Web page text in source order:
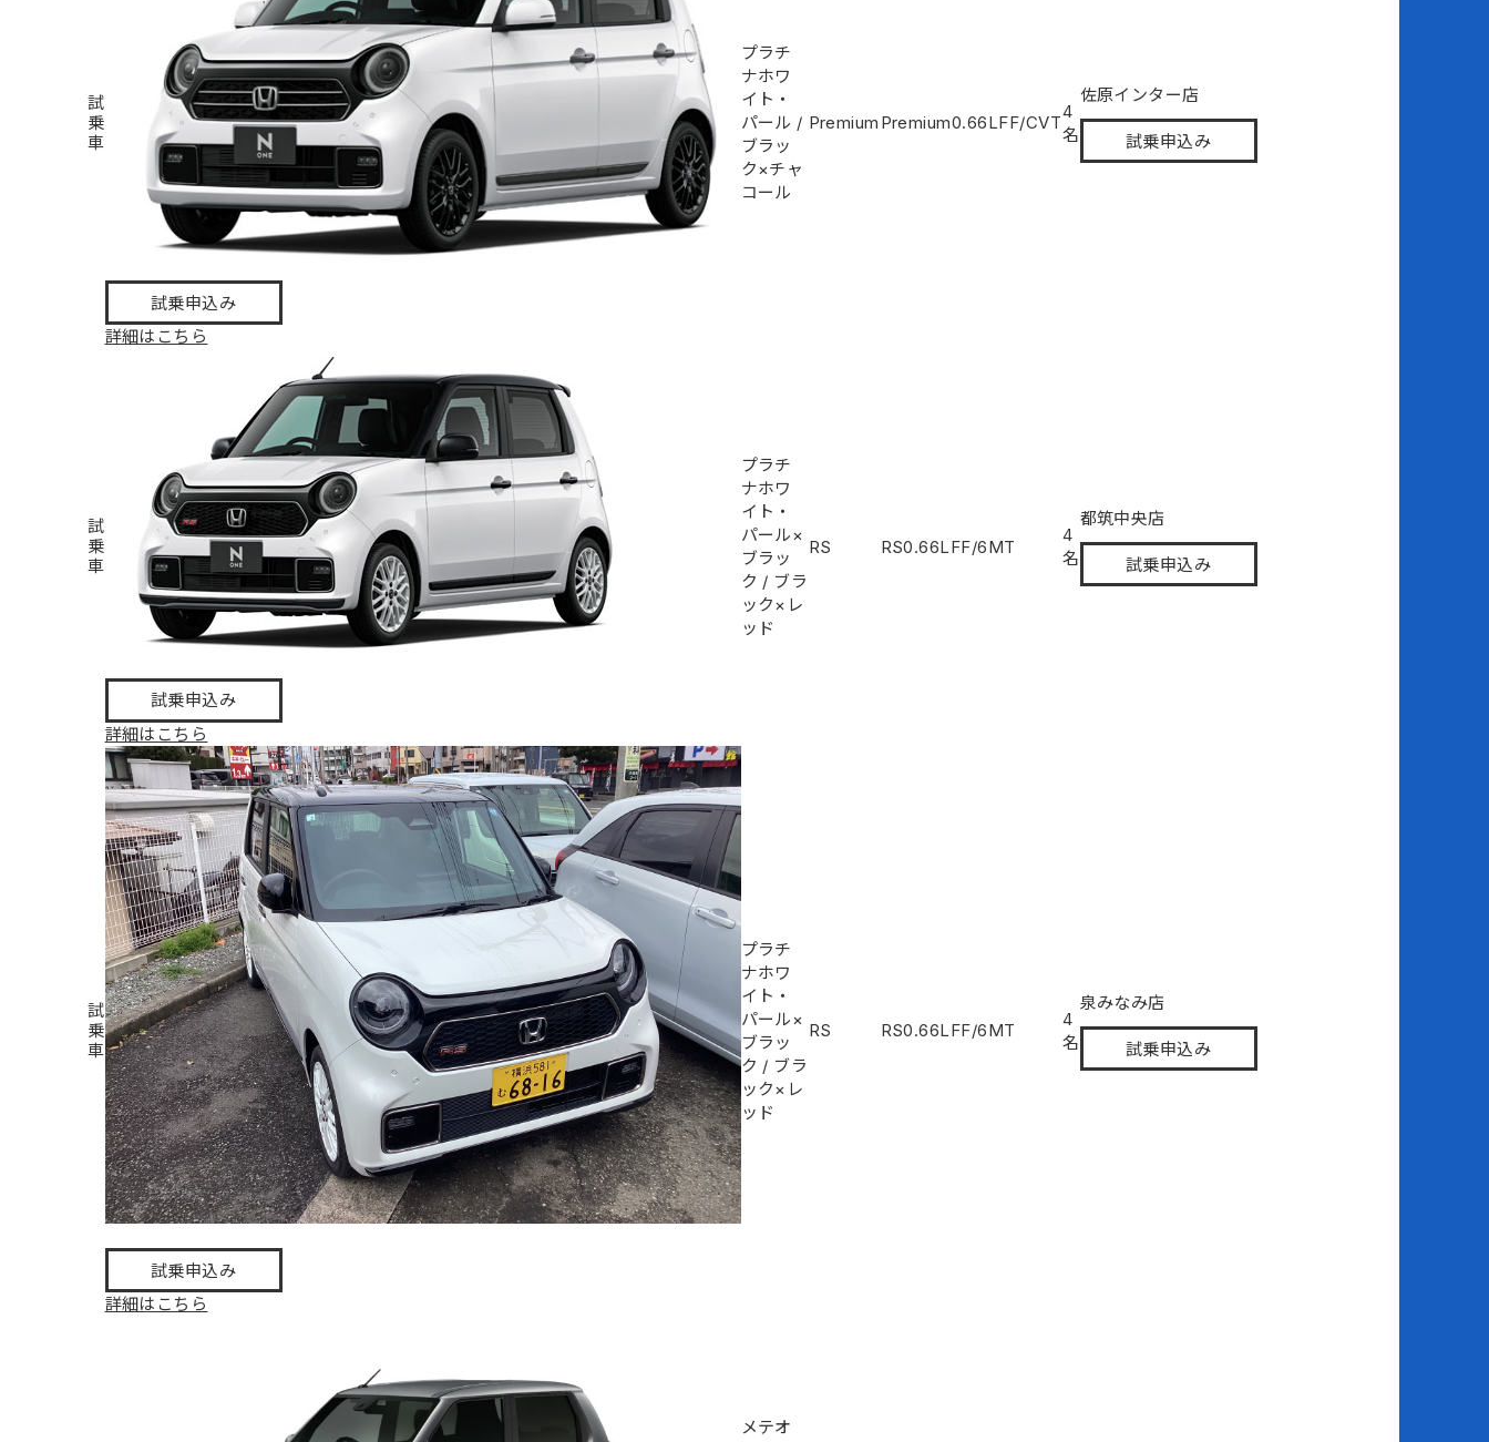
試
乗
車
試乗申込み
詳細はこちら
プラチ
ナホワ
イト・
パール /
ブラッ
ク×チャ
コール
Premium Premium0.66LFF/CVT
4
名
佐原インター店
試乗申込み
試
乗
車
試乗申込み
詳細はこちら
プラチ
ナホワ
イト・
パール×
ブラッ
ク / ブラ
ック×レ
ッド
RS RS0.66LFF/6MT
4
名
都筑中央店
試乗申込み
試
乗
車
試乗申込み
詳細はこちら
プラチ
ナホワ
イト・
パール×
ブラッ
ク / ブラ
ック×レ
ッド
RS RS0.66LFF/6MT
4
名
泉みなみ店
試乗申込み
メテオ